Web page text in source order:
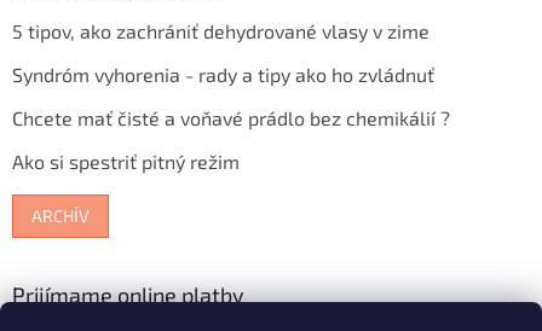
5 tipov, ako zachrániť dehydrované vlasy v zime
Syndróm vyhorenia - rady a tipy ako ho zvládnuť
Chcete mať čisté a voňavé prádlo bez chemikálií ?
Ako si spestriť pitný režim
ARCHÍV
Prijímame online platby